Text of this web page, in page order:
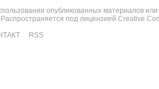
опубликованных материалов
под лицензией Creative
RSS